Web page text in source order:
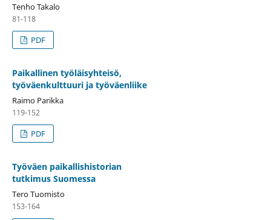
Tenho Takalo
81-118
PDF
Paikallinen työläisyhteisö,
työväenkulttuuri ja työväenliike
Raimo Parikka
119-152
PDF
Työväen paikallishistorian
tutkimus Suomessa
Tero Tuomisto
153-164